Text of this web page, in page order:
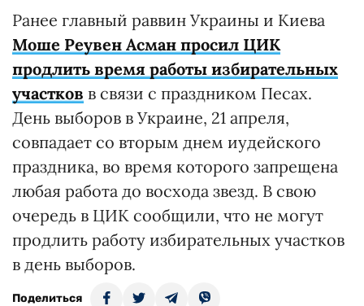
Ранее главный раввин Украины и Киева
Моше Реувен Асман просил ЦИК
продлить время работы избирательных
участков в связи с праздником Песах.
День выборов в Украине, 21 апреля,
совпадает со вторым днем иудейского
праздника, во время которого запрещена
любая работа до восхода звезд. В свою
очередь в ЦИК сообщили, что не могут
продлить работу избирательных участков
в день выборов.
Поделиться